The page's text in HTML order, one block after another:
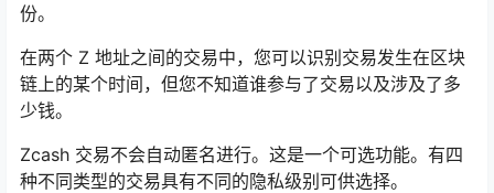
份。
在两个 Z 地址之间的交易中，您可以识别交易发生在区块
链上的某个时间，但您不知道谁参与了交易以及涉及了多
少钱。
Zcash 交易不会自动匿名进行。这是一个可选功能。有四
种不同类型的交易具有不同的隐私级别可供选择。